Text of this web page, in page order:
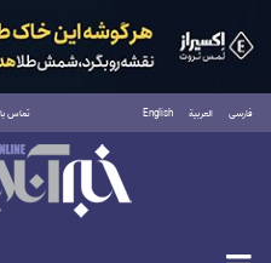
فارسی العربية English تماس
جمعه ۱۶ مرداد ۱۴۰۵